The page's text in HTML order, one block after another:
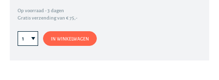
Op voorraad - 3 dagen
Gratis verzending van € 75,-
IN WINKELWAGEN